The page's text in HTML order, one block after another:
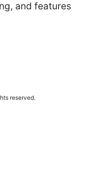
and features
reserved.